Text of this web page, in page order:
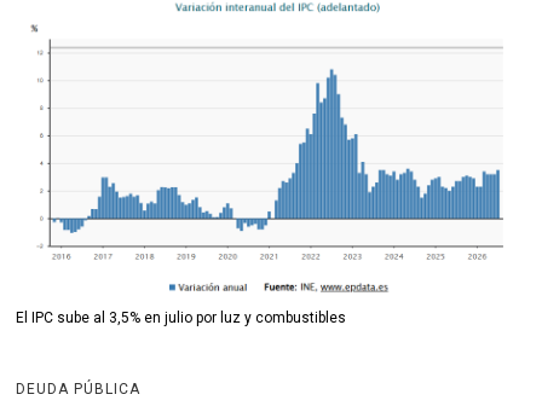
El IPC sube al 3,5% en julio por luz y combustibles
DEUDA PÚBLICA